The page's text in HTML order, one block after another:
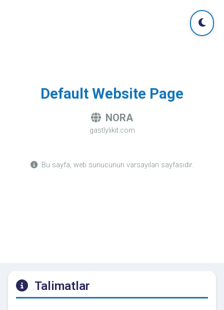
Default Website Page
NORA
gastlylikit.com
Bu sayfa, web sunucunun varsayılan sayfasıdır.
Talimatlar